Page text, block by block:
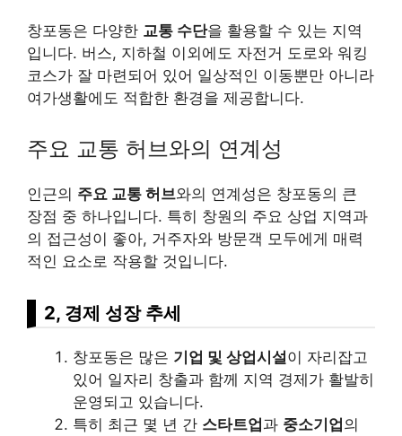
창포동은 다양한 교통 수단을 활용할 수 있는 지역
입니다. 버스, 지하철 이외에도 자전거 도로와 워킹
코스가 잘 마련되어 있어 일상적인 이동뿐만 아니라
여가생활에도 적합한 환경을 제공합니다.
주요 교통 허브와의 연계성
인근의 주요 교통 허브와의 연계성은 창포동의 큰
장점 중 하나입니다. 특히 창원의 주요 상업 지역과
의 접근성이 좋아, 거주자와 방문객 모두에게 매력
적인 요소로 작용할 것입니다.
2, 경제 성장 추세
창포동은 많은 기업 및 상업시설이 자리잡고
있어 일자리 창출과 함께 지역 경제가 활발히
운영되고 있습니다.
특히 최근 몇 년 간 스타트업과 중소기업의